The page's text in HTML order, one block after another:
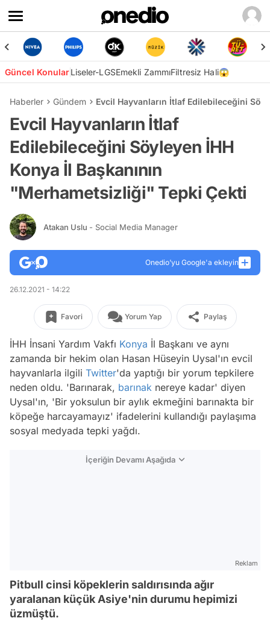
Güncel KonularLiseler-LGSEmekli ZammıFiltresiz Hali😱
Haberler Gündem Evcil Hayvanların İtlaf Edilebileceğini
Evcil Hayvanların İtlaf
Edilebileceğini Söyleyen İHH
Konya İl Başkanının
"Merhametsizliği" Tepki Çekti
Atakan Uslu - Social Media Manager
Onedio’yu Google'a ekleyin
26.12.2021 - 14:22
Favori Yorum Yap Paylaş
İHH İnsani Yardım Vakfı Konya İl Başkanı ve aynı
zamanda bir hekim olan Hasan Hüseyin Uysal'ın evcil
hayvanlarla ilgili Twitter'da yaptığı bir yorum tepkilere
neden oldu. 'Barınarak, barınak nereye kadar' diyen
Uysal'ın, 'Bir yoksulun bir aylık ekmeğini barınakta bir
köpeğe harcayamayız' ifadelerini kullandığı paylaşıma
sosyal medyada tepki yağdı.
İçeriğin Devamı Aşağıda
Reklam
Pitbull cinsi köpeklerin saldırısında ağır
yaralanan küçük Asiye'nin durumu hepimizi
üzmüştü.